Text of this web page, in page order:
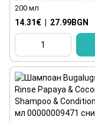
200 мл
14.31€ 27.99BGN